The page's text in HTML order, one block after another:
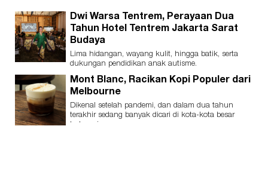
Dwi Warsa Tentrem, Perayaan Dua
Tahun Hotel Tentrem Jakarta Sarat
Budaya
Lima hidangan, wayang kulit, hingga batik, serta
dukungan pendidikan anak autisme.
Mont Blanc, Racikan Kopi Populer dari
Melbourne
Dikenal setelah pandemi, dan dalam dua tahun
terakhir sedang banyak dicari di kota-kota besar